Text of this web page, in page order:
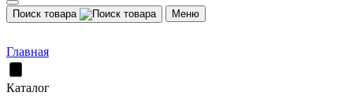
Поиск товара Меню
Главная
Каталог